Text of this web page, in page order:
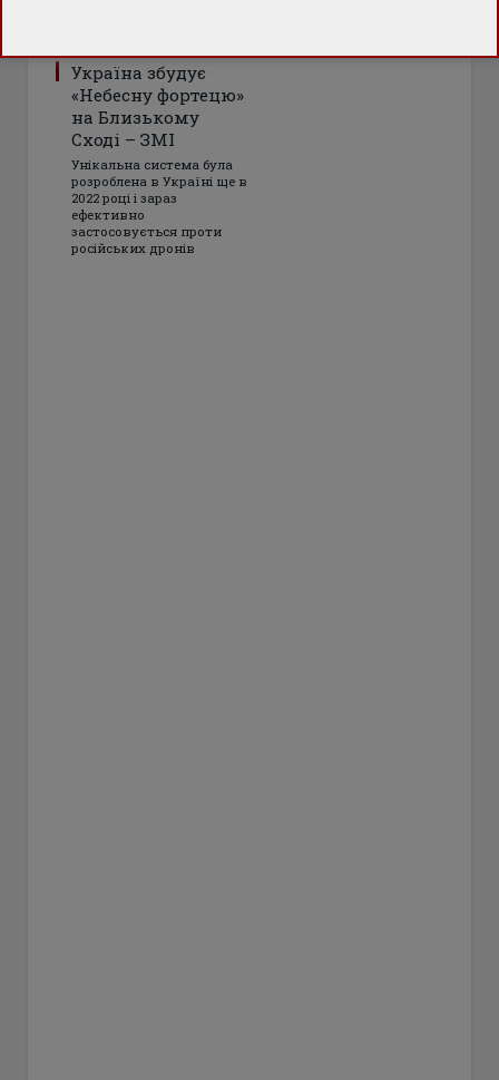
Україна збудує
«Небесну фортецю»
на Близькому
Сході – ЗМІ
Унікальна система була
розроблена в Україні ще в
2022 році і зараз
ефективно
застосовується проти
російських дронів